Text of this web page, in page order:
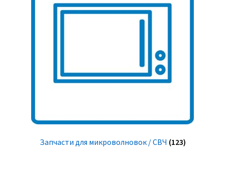
Запчасти для микроволновок / СВЧ (123)